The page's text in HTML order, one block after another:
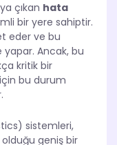
çıkan hata
bir yere sahiptir.
eder ve bu
Ancak, bu
kritik bir
bu durum
sistemleri,
geniş bir